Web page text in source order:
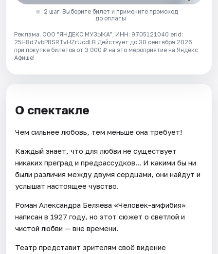
2 шаг. Выберите билет и примените промокод
до оплаты
Реклама. ООО "ЯНДЕКС МУЗЫКА", ИНН: 9705121040 erid:
25H8d7vbP8SRTvHZrUcdLB Действует до 30 сентября 2026
при покупке билетов от 3 000 ₽ на это мероприятие на Яндекс
Афише!
О спектакле
Чем сильнее любовь, тем меньше она требует!
Каждый знает, что для любви не существует
никаких преград и предрассудков... И какими бы ни
были различия между двумя сердцами, они найдут и
услышат настоящее чувство.
Роман Александра Беляева «Человек-амфибия»
написан в 1927 году, но этот сюжет о светлой и
чистой любви — вне времени.
Театр представит зрителям своё видение